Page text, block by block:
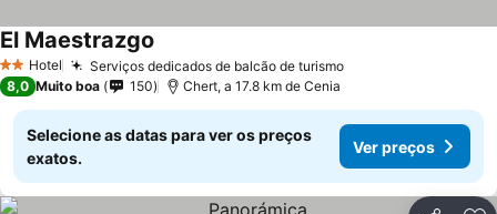
2 Estrelas
Hotel Serviços dedicados de balcão de turismo
El Maestrazgo
8,0 Muito boa 150 Chert, a 17.8 km de Cenia
Selecione as datas para ver os preços
exatos.
Ver preços